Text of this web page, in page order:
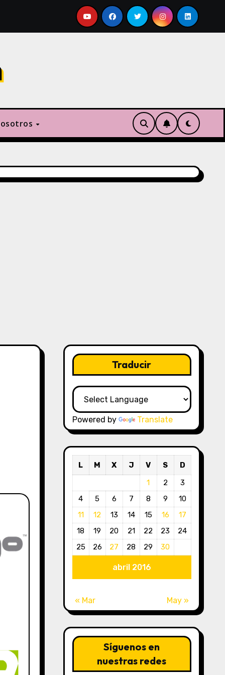
Nombres de Celdas (y un ejemplo de menús
Traducir
Powered by Translate
abril 2016
L M X J V S
D
1
2
3
4
5 6 7 8 9
10
11
12 13 14 15 16
17
18
19 20 21 22 23
24
25
26 27 28 29 30
« Mar May »
Síguenos en
nuestras redes